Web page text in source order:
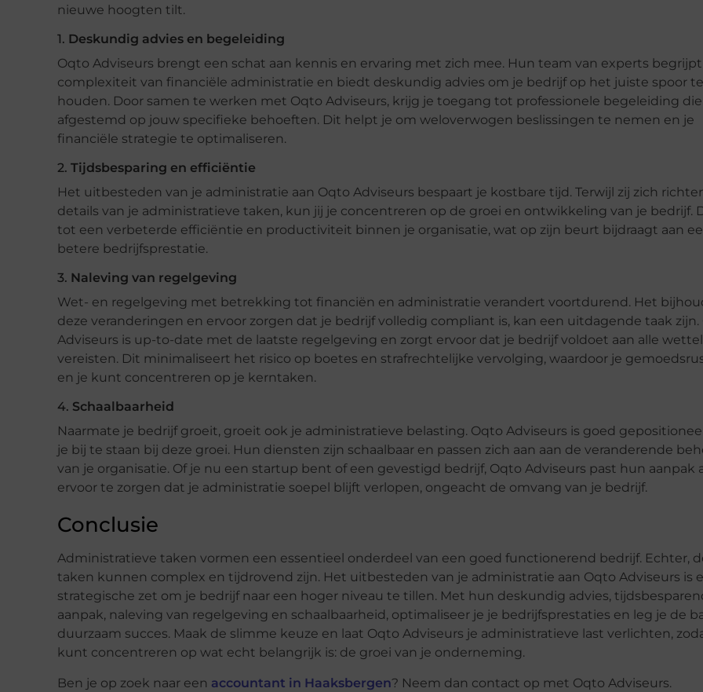
nieuwe hoogten tilt.
1. Deskundig advies en begeleiding
Oqto Adviseurs brengt een schat aan kennis en ervaring met zich mee. Hun team van experts
complexiteit van financiële administratie en biedt deskundig advies om je bedrijf op het juiste spoor te
houden. Door samen te werken met Oqto Adviseurs, krijg je toegang tot professionele begeleiding
afgestemd op jouw specifieke behoeften. Dit helpt je om weloverwogen beslissingen te nemen en je
financiële strategie te optimaliseren.
2. Tijdsbesparing en efficiëntie
Het uitbesteden van je administratie aan Oqto Adviseurs bespaart je kostbare tijd. Terwijl zij zich
details van je administratieve taken, kun jij je concentreren op de groei en ontwikkeling van je bedrijf.
tot een verbeterde efficiëntie en productiviteit binnen je organisatie, wat op zijn beurt bijdraagt aan
betere bedrijfsprestatie.
3. Naleving van regelgeving
Wet- en regelgeving met betrekking tot financiën en administratie verandert voortdurend. Het
deze veranderingen en ervoor zorgen dat je bedrijf volledig compliant is, kan een uitdagende taak zijn.
Adviseurs is up-to-date met de laatste regelgeving en zorgt ervoor dat je bedrijf voldoet aan alle
vereisten. Dit minimaliseert het risico op boetes en strafrechtelijke vervolging, waardoor je
en je kunt concentreren op je kerntaken.
4. Schaalbaarheid
Naarmate je bedrijf groeit, groeit ook je administratieve belasting. Oqto Adviseurs is goed
je bij te staan bij deze groei. Hun diensten zijn schaalbaar en passen zich aan aan de veranderende
van je organisatie. Of je nu een startup bent of een gevestigd bedrijf, Oqto Adviseurs past hun aanpak
ervoor te zorgen dat je administratie soepel blijft verlopen, ongeacht de omvang van je bedrijf.
Conclusie
Administratieve taken vormen een essentieel onderdeel van een goed functionerend bedrijf. Echter,
taken kunnen complex en tijdrovend zijn. Het uitbesteden van je administratie aan Oqto Adviseurs is
strategische zet om je bedrijf naar een hoger niveau te tillen. Met hun deskundig advies,
aanpak, naleving van regelgeving en schaalbaarheid, optimaliseer je je bedrijfsprestaties en leg je de
duurzaam succes. Maak de slimme keuze en laat Oqto Adviseurs je administratieve last verlichten,
kunt concentreren op wat echt belangrijk is: de groei van je onderneming.
Ben je op zoek naar een accountant in Haaksbergen? Neem dan contact op met Oqto Adviseurs.